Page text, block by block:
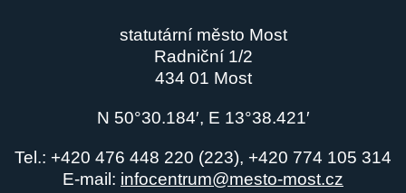
statutární město Most
Radniční 1/2
434 01 Most
N 50°30.184′, E 13°38.421′
Tel.: +420 476 448 220 (223), +420 774 105 314
E-mail: infocentrum@mesto-most.cz